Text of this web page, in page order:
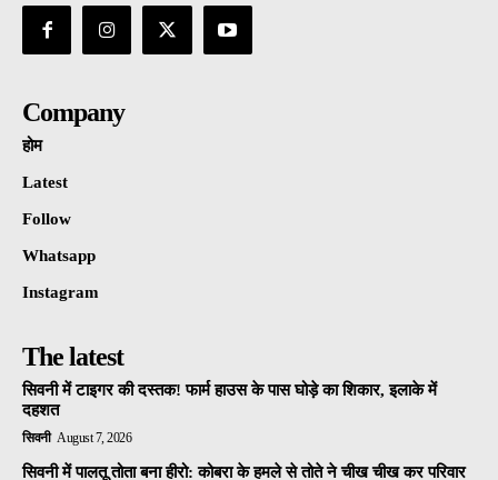
Company
होम
Latest
Follow
Whatsapp
Instagram
The latest
सिवनी में टाइगर की दस्तक! फार्म हाउस के पास घोड़े का शिकार, इलाके में
दहशत
सिवनी August 7, 2026
सिवनी में पालतू तोता बना हीरो: कोबरा के हमले से तोते ने चीख चीख कर परिवार